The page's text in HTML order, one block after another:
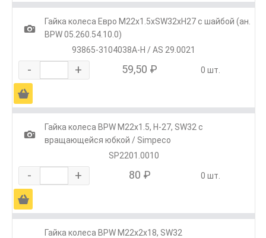
1
Гайка колеса Евро М22х1.5хSW32хH27 с шайбой (ан.
BPW 05.260.54.10.0)
93865-3104038A-H / AS 29.0021
- + 59,50 ₽ 0 шт.
Ä
1
Гайка колеса BPW М22х1.5, H-27, SW32 с
вращающейся юбкой / Simpeco
SP2201.0010
- + 80 ₽ 0 шт.
Ä
Гайка колеса BPW М22х2х18, SW32